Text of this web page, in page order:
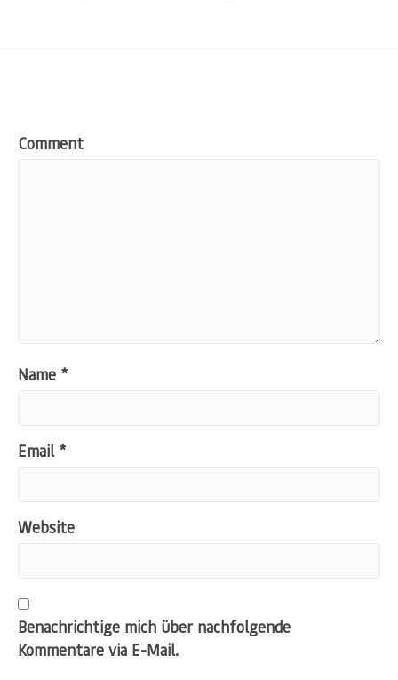
Comment
Name *
Email *
Website
Benachrichtige mich über nachfolgende
Kommentare via E-Mail.